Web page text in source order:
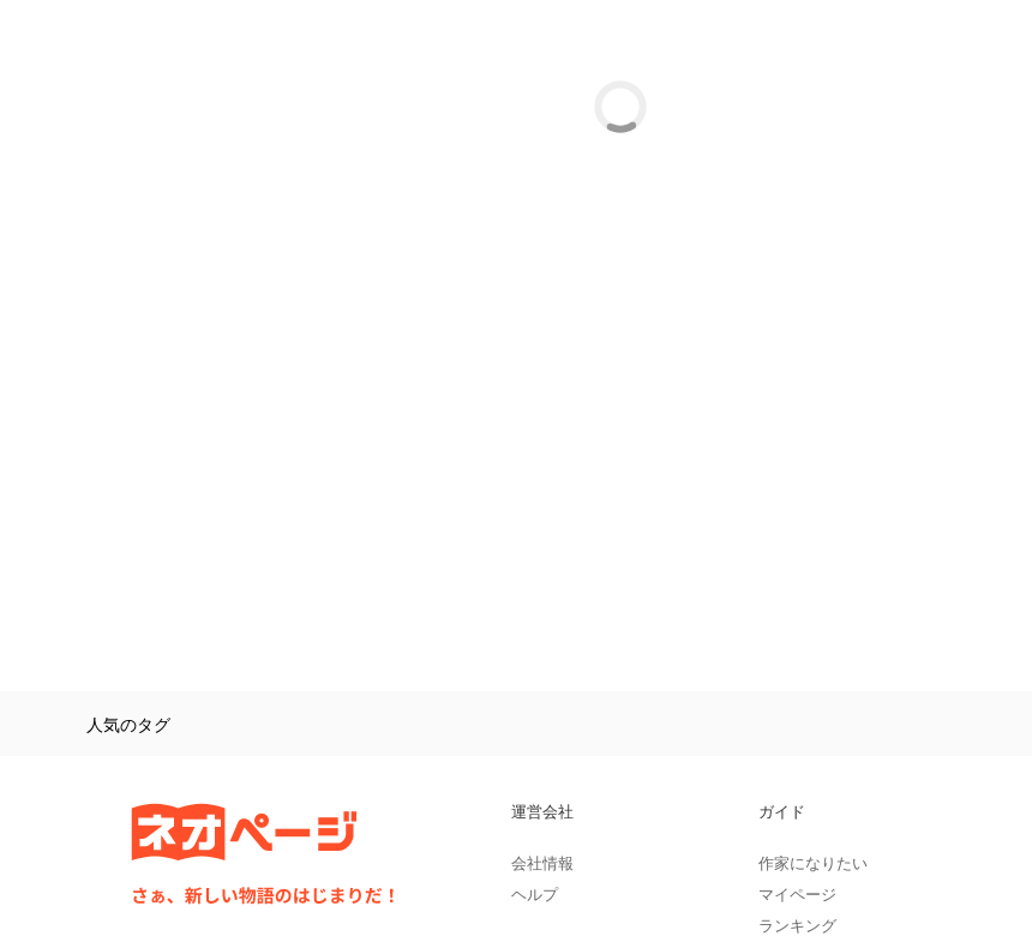
人気のタグ
運営会社
会社情報
ヘルプ
ガイド
作家になりたい
マイページ
ランキング